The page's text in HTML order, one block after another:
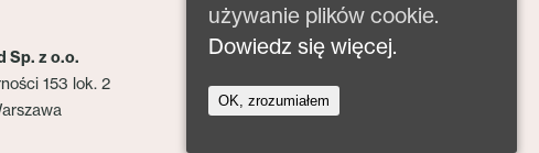
Sp. z o.o.
153 lok. 2
używanie plików cookie.
Dowiedz się więcej.
OK, zrozumiałem